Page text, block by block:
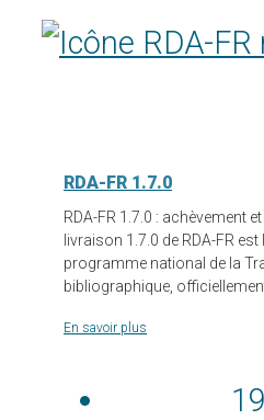
RDA-FR 1.7.0
RDA-FR 1.7.0 : achèvement
livraison 1.7.0 de RDA-FR
programme national de la
bibliographique,
En savoir plus